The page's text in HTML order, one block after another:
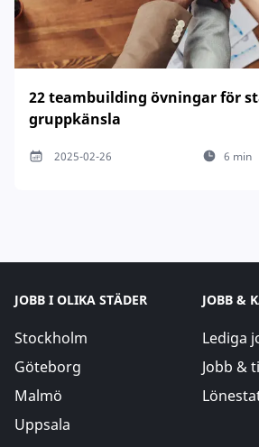
22 teambuilding övningar för
gruppkänsla
2025-02-26 6 min
JOBB I OLIKA STÄDER
Stockholm
Göteborg
Malmö
Uppsala
JOBB &
Lediga
Jobb &